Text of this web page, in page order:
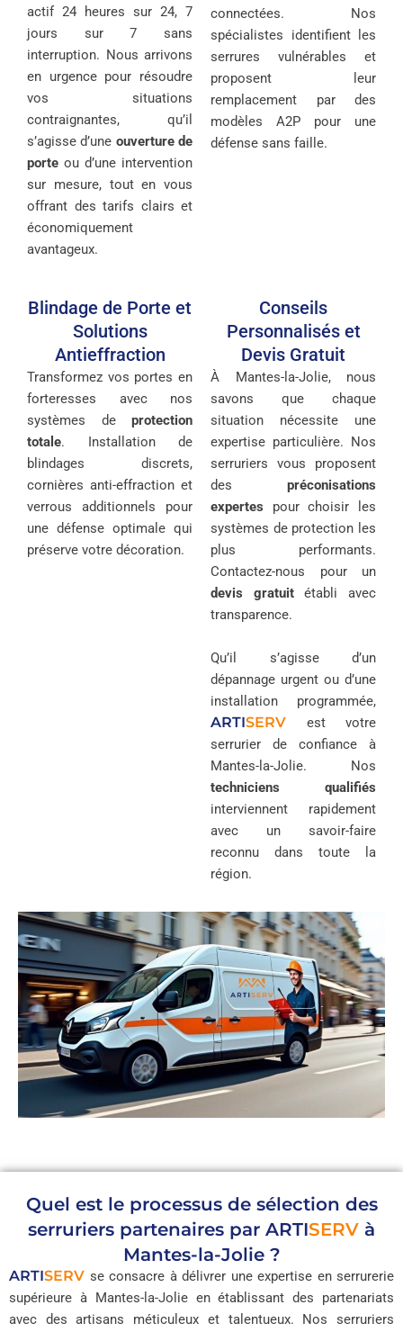
actif 24 heures sur 24, 7
jours sur 7 sans
interruption. Nous arrivons
en urgence pour résoudre
vos situations
contraignantes, qu’il
s’agisse d’une ouverture de
porte ou d’une intervention
sur mesure, tout en vous
offrant des tarifs clairs et
économiquement
avantageux.
connectées. Nos
spécialistes identifient les
serrures vulnérables et
proposent leur
remplacement par des
modèles A2P pour une
défense sans faille.
Blindage de Porte et
Solutions
Antieffraction
Transformez vos portes en
forteresses avec nos
systèmes de protection
totale. Installation de
blindages discrets,
cornières anti-effraction et
verrous additionnels pour
une défense optimale qui
préserve votre décoration.
Conseils
Personnalisés et
Devis Gratuit
À Mantes-la-Jolie, nous
savons que chaque
situation nécessite une
expertise particulière. Nos
serruriers vous proposent
des préconisations
expertes pour choisir les
systèmes de protection les
plus performants.
Contactez-nous pour un
devis gratuitétabli avec
transparence.
Qu’il s’agisse d’un
dépannage urgent ou d’une
installation programmée,
ARTISERV est votre
serrurier de confiance à
Mantes-la-Jolie. Nos
techniciens qualifiés
interviennent rapidement
avec un savoir-faire
reconnu dans toute la
région.
Quel est le processus de sélection des
serruriers partenaires par ARTISERV à
Mantes-la-Jolie ?
ARTISERV se consacre à délivrer une expertise en serrurerie
supérieure à Mantes-la-Jolie en établissant des partenariats
avec des artisans méticuleux et talentueux. Nos serruriers